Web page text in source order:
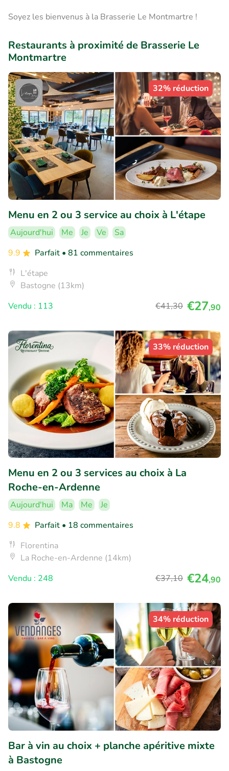
Soyez les bienvenus à la Brasserie Le Montmartre !
Restaurants à proximité de Brasserie Le
Montmartre
32% réduction
Menu en 2 ou 3 service au choix à L'étape
Aujourd'hui Me Je Ve
Sa
9.9
Parfait • 81 commentaires
L'étape
Bastogne (13km)
Vendu : 113
€41,30 €27,90
33% réduction
Menu en 2 ou 3 services au choix à La
Roche-en-Ardenne
Aujourd'hui Ma Me
Je
9.8
Parfait • 18 commentaires
Florentina
La Roche-en-Ardenne (14km)
Vendu : 248
€37,10 €24,90
34% réduction
Bar à vin au choix + planche apéritive mixte
à Bastogne